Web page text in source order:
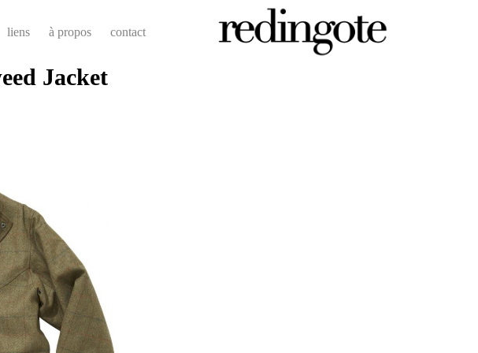
liens à propos contact
Jacket